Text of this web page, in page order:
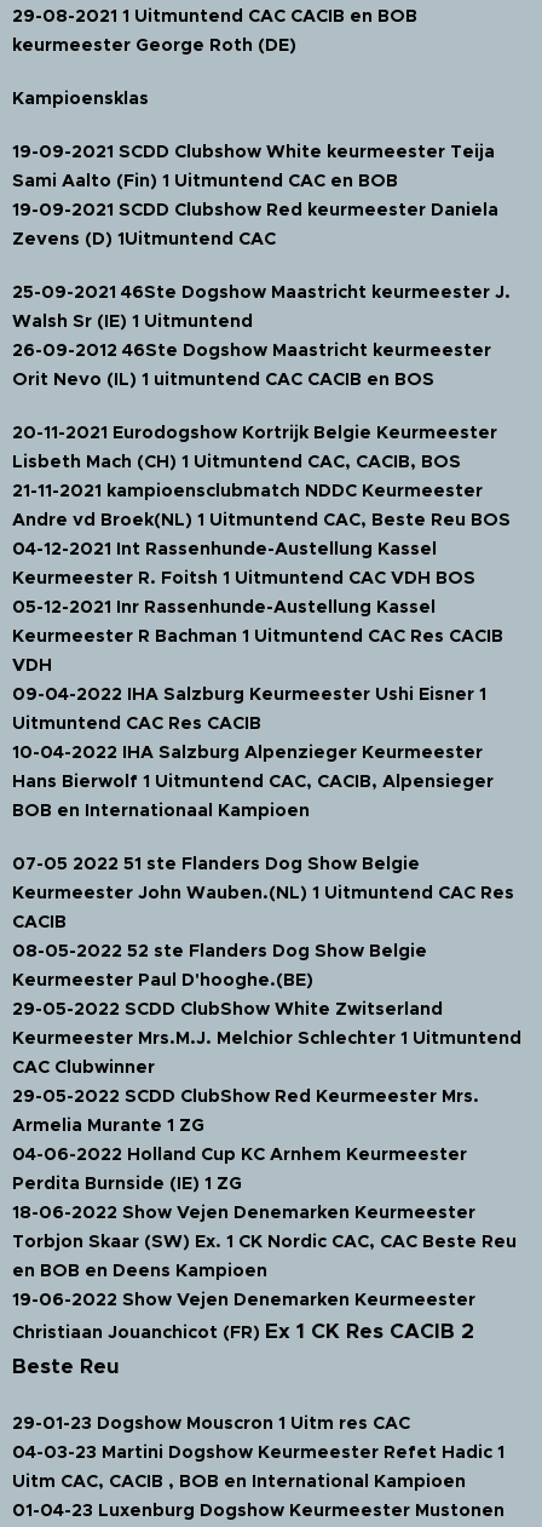
29-08-2021 1 Uitmuntend CAC CACIB en BOB
keurmeester George Roth (DE)
Kampioensklas
19-09-2021 SCDD Clubshow White keurmeester Teija
Sami Aalto (Fin) 1 Uitmuntend CAC en BOB
19-09-2021 SCDD Clubshow Red keurmeester Daniela
Zevens (D) 1Uitmuntend CAC
25-09-2021 46Ste Dogshow Maastricht keurmeester J.
Walsh Sr (IE) 1 Uitmuntend
26-09-2012 46Ste Dogshow Maastricht keurmeester
Orit Nevo (IL) 1 uitmuntend CAC CACIB en BOS
20-11-2021 Eurodogshow Kortrijk Belgie Keurmeester
Lisbeth Mach (CH) 1 Uitmuntend CAC, CACIB, BOS
21-11-2021 kampioensclubmatch NDDC Keurmeester
Andre vd Broek(NL) 1 Uitmuntend CAC, Beste Reu BOS
04-12-2021 Int Rassenhunde-Austellung Kassel
Keurmeester R. Foitsh 1 Uitmuntend CAC VDH BOS
05-12-2021 Inr Rassenhunde-Austellung Kassel
Keurmeester R Bachman 1 Uitmuntend CAC Res CACIB
VDH
09-04-2022 IHA Salzburg Keurmeester Ushi Eisner 1
Uitmuntend CAC Res CACIB
10-04-2022 IHA Salzburg Alpenzieger Keurmeester
Hans Bierwolf 1 Uitmuntend CAC, CACIB, Alpensieger
BOB en Internationaal Kampioen
07-05 2022 51 ste Flanders Dog Show Belgie
Keurmeester John Wauben.(NL) 1 Uitmuntend CAC Res
CACIB
08-05-2022 52 ste Flanders Dog Show Belgie
Keurmeester Paul D'hooghe.(BE)
29-05-2022 SCDD ClubShow White Zwitserland
Keurmeester Mrs.M.J. Melchior Schlechter 1 Uitmuntend
CAC Clubwinner
29-05-2022 SCDD ClubShow Red Keurmeester Mrs.
Armelia Murante 1 ZG
04-06-2022 Holland Cup KC Arnhem Keurmeester
Perdita Burnside (IE) 1 ZG
18-06-2022 Show Vejen Denemarken Keurmeester
Torbjon Skaar (SW) Ex. 1 CK Nordic CAC, CAC Beste Reu
en BOB en Deens Kampioen
19-06-2022 Show Vejen Denemarken Keurmeester
Christiaan Jouanchicot (FR) Ex 1 CK Res CACIB 2
Beste Reu
29-01-23 Dogshow Mouscron 1 Uitm res CAC
04-03-23 Martini Dogshow Keurmeester Refet Hadic 1
Uitm CAC, CACIB , BOB en International Kampioen
01-04-23 Luxenburg Dogshow Keurmeester Mustonen